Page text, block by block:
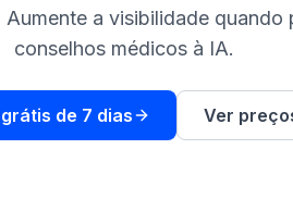
a visibilidade quando
conselhos médicos à IA.
de 7 dias Ver